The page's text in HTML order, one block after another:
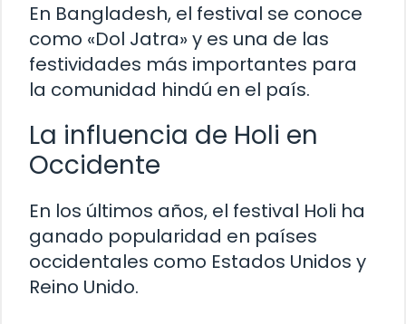
En Bangladesh, el festival se conoce
como «Dol Jatra» y es una de las
festividades más importantes para
la comunidad hindú en el país.
La influencia de Holi en
Occidente
En los últimos años, el festival Holi ha
ganado popularidad en países
occidentales como Estados Unidos y
Reino Unido.